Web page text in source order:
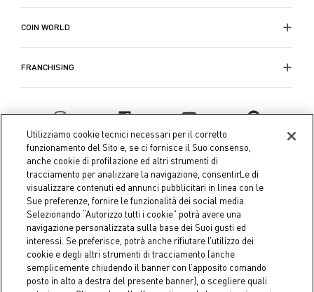
COIN WORLD
FRANCHISING
Coin S.p.A. Tax code / VAT number 04391480276, share capital
€ 10.000.000,00 fully paid up
Utilizziamo cookie tecnici necessari per il corretto
funzionamento del Sito e, se ci fornisce il Suo consenso,
anche cookie di profilazione ed altri strumenti di
tracciamento per analizzare la navigazione, consentirLe di
visualizzare contenuti ed annunci pubblicitari in linea con le
Sue preferenze, fornire le funzionalità dei social media.
Selezionando “Autorizzo tutti i cookie” potrà avere una
navigazione personalizzata sulla base dei Suoi gusti ed
interessi. Se preferisce, potrà anche rifiutare l’utilizzo dei
cookie e degli altri strumenti di tracciamento (anche
semplicemente chiudendo il banner con l’apposito comando
posto in alto a destra del presente banner), o scegliere quali